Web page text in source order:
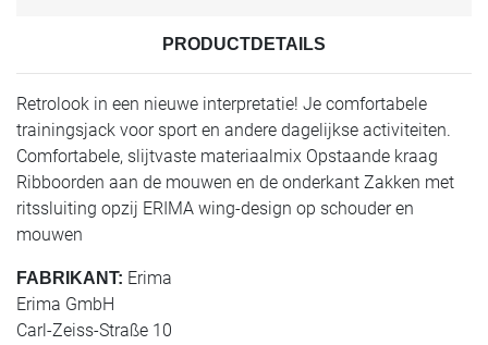
PRODUCTDETAILS
Retrolook in een nieuwe interpretatie! Je comfortabele
trainingsjack voor sport en andere dagelijkse activiteiten.
Comfortabele, slijtvaste materiaalmix Opstaande kraag
Ribboorden aan de mouwen en de onderkant Zakken met
ritssluiting opzij ERIMA wing-design op schouder en
mouwen
FABRIKANT: Erima
Erima GmbH
Carl-Zeiss-Straße 10